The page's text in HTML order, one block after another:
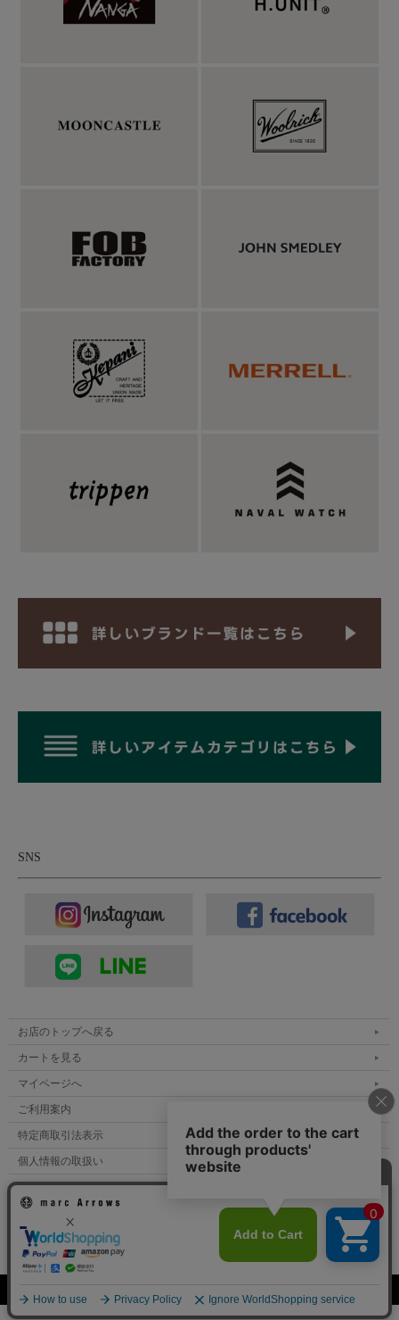
■カーディガン：
MANUAL ALPHABET マニュアルアルファベット
ナイロンチノ ベイカーパンツ
SNS
お店のトップへ戻る
カートを見る
マイページへ
ご利用案内
特定商取引法表示
個人情報の取扱い
サイトマップ
メルマガ登録
お問い合わせ
表示：スマートフォン｜PC